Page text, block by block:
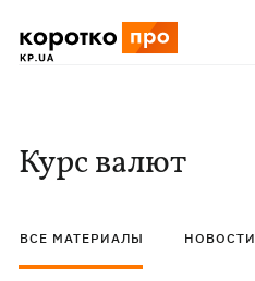
Курс валют
ВСЕ МАТЕРИАЛЫ НОВОСТИ